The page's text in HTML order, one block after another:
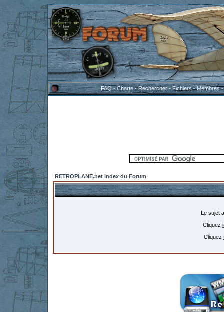
FAQ-Charte-Rechercher-Fichiers-Membres
RETROPLANE.net Index du Forum
Le sujet
Cliquez
Cliquez